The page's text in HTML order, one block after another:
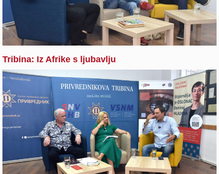
Tribina: Iz Afrike s ljubavlju